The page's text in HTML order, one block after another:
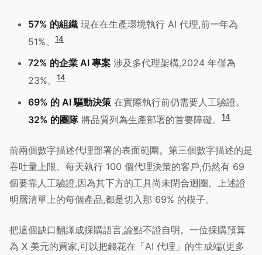
57% 的組織 現在在生產環境執行 AI 代理,前一年為
51%。
14
72% 的企業 AI 專案 涉及多代理架構,2024 年僅為
23%。
14
69% 的 AI 驅動決策 在實際執行前仍需要人工驗證。
32% 的團隊將品質列為生產部署的首要障礙。 14
前兩個數字描述代理部署的表面範圍。第三個數字描述的是
吞吐量上限。每天執行 100 個代理決策的客戶,仍然有 69
個要靠人工驗證,因為其下方的工具尚未閉合迴圈。上述證
明層清單上的每個產品,都是切入那 69% 的楔子。
把這個缺口翻譯成採購語言,論點不證自明。一位採購預算
為 X 美元的買家,可以把錢花在「AI 代理」的生成端(更多